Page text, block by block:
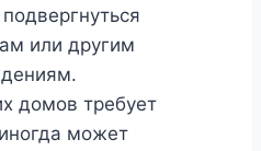
или другим
домов требует
может